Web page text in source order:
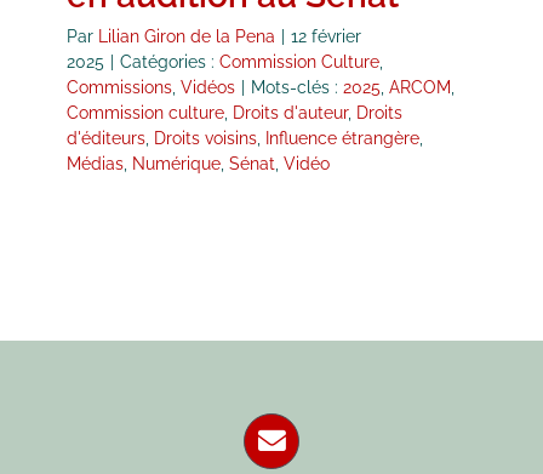
Par Lilian Giron de la Pena
12 février
2025
Catégories : Commission Culture
Commissions Vidéos Mots-clés : 2025 ARCOM
Commission culture Droits d'auteur, Droits
d'éditeurs Droits voisins Influence étrangère
Médias Numérique Sénat Vidéo